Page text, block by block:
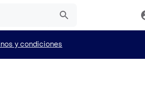
y condiciones